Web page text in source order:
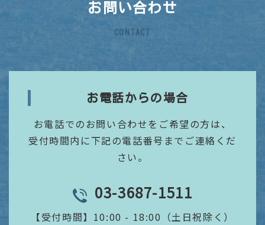
お問い合わせ
CONTACT
お電話からの場合
お電話でのお問い合わせをご希望の方は、
受付時間内に下記の電話番号までご連絡くだ
さい。
TEL
03-3687-1511
【受付時間】 10:00 - 18:00（土日祝除く）